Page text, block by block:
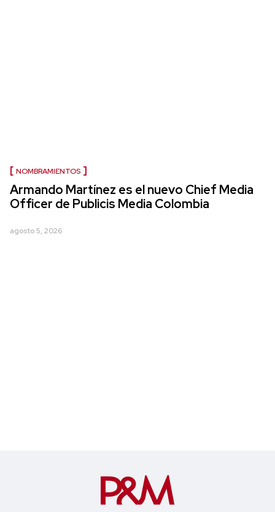
NOMBRAMIENTOS
Armando Martínez es el nuevo Chief Media
Officer de Publicis Media Colombia
agosto 5, 2026